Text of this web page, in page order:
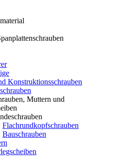
Konstruktionsschrauben
Muttern und
Flachrundkopfschrauben
Bauschrauben